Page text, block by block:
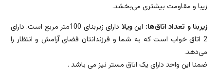
زیبا و مقاومت بیشتری می‌بخشد.
زیربنا و تعداد اتاق‌ها: اینویلا
دارای زیربنای 100متر مربع است. دارای
2 اتاق خواب است که به شما و فرزندانتان فضای آرامش و انتظار را
می‌دهد.
ضمنا این واحد دارای یک اتاق مستر نیز می باشد .